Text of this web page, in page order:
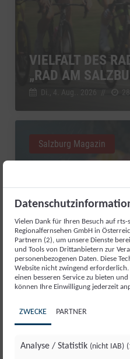
VIELFALT DES
„RAD AM
Di., 4. Aug.. 2026 //
RED BULL
GESAMTSIEG
Salzburg Magazin
Vielen Dank für Ihren Besuch auf rts-
Regionalfernsehen GmbH in
Partnern (2), um unsere Dienste
und Tools von Drittanbietern zur
personenbezogenen Daten. Diese
Website nicht zwingend erforderlich.
einen besseren Service zu bieten
können Ihre Einwilligung jederzeit
ZWECKE PARTNER
Analyse / Statistik (nicht IAB)